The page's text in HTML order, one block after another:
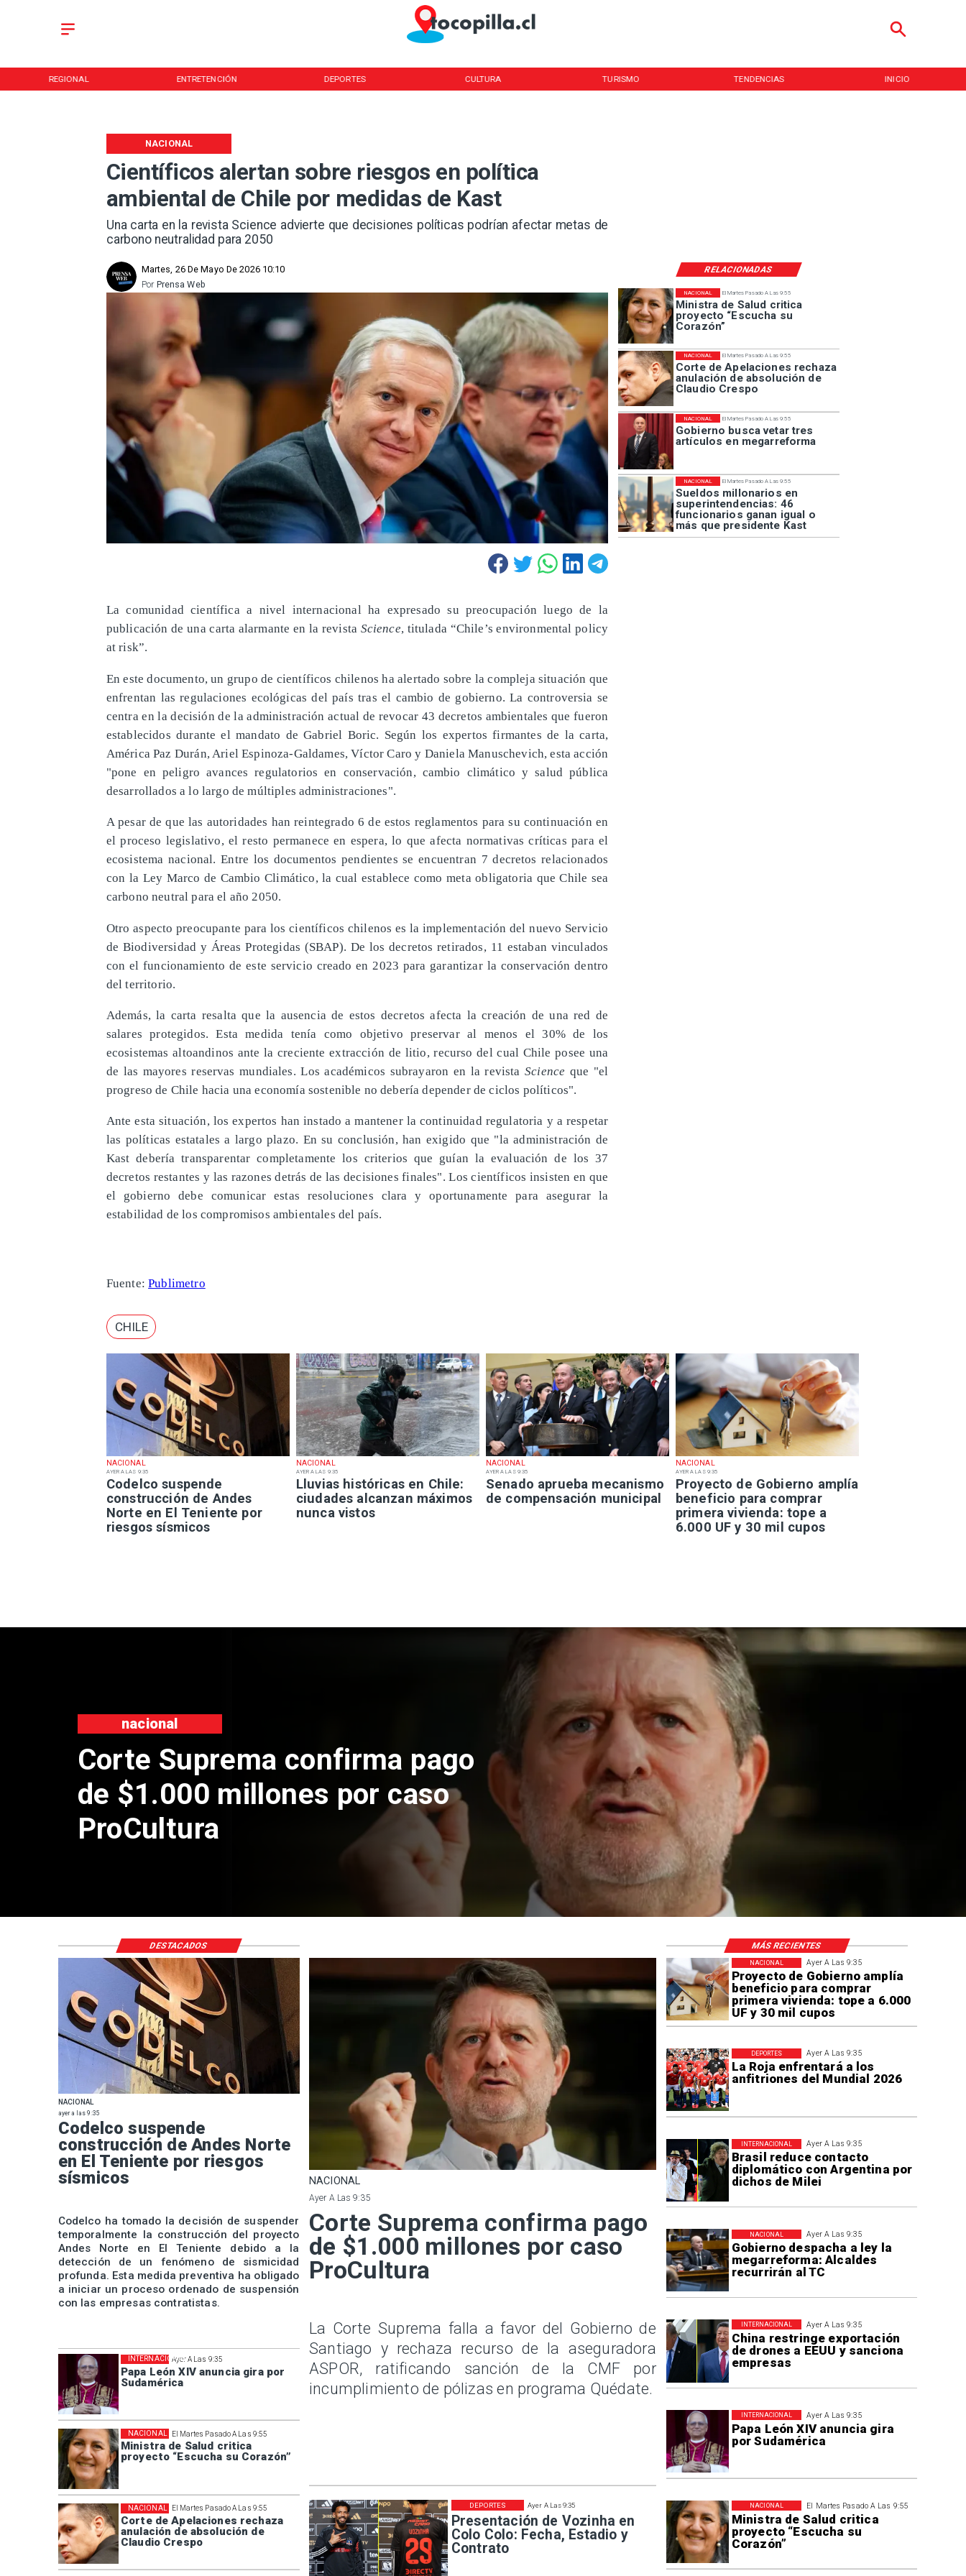
REGIONAL ENTRETENCIÓN DEPORTES CULTURA TURISMO TENDENCIAS INICIO
Científicos alertan sobre riesgos en política
ambiental de Chile por medidas de Kast
Una carta en la revista Science advierte que decisiones políticas podrían afectar metas de
carbono neutralidad para 2050
NACIONAL
RELACIONADAS
Martes, 26 De Mayo De 2026 10:10
Prensa Web
Por
NACIONAL
AYER A LAS 9:35
Codelco suspende
construcción de Andes
Norte en El Teniente por
riesgos sísmicos
NACIONAL
AYER A LAS 9:35
Lluvias históricas en Chile:
ciudades alcanzan máximos
nunca vistos
NACIONAL
AYER A LAS 9:35
Senado aprueba mecanismo
de compensación municipal
NACIONAL
AYER A LAS 9:35
Proyecto de Gobierno amplía
beneficio para comprar
primera vivienda: tope a
6.000 UF y 30 mil cupos
El Martes Pasado A Las 9:55
Ministra de Salud critica
proyecto “Escucha su
Corazón”
NACIONAL
El Martes Pasado A Las 9:55
Corte de Apelaciones rechaza
anulación de absolución de
Claudio Crespo
NACIONAL
El Martes Pasado A Las 9:55
Gobierno busca vetar tres
artículos en megarreforma
NACIONAL
El Martes Pasado A Las 9:55
Sueldos millonarios en
superintendencias: 46
funcionarios ganan igual o
más que presidente Kast
NACIONAL
La comunidad científica a nivel internacional ha expresado su preocupación luego de la
publicación de una carta alarmante en la revista Science, titulada “Chile’s environmental policy
at risk”.
En este documento, un grupo de científicos chilenos ha alertado sobre la compleja situación que
enfrentan las regulaciones ecológicas del país tras el cambio de gobierno. La controversia se
centra en la decisión de la administración actual de revocar 43 decretos ambientales que fueron
establecidos durante el mandato de Gabriel Boric. Según los expertos firmantes de la carta,
América Paz Durán, Ariel Espinoza-Galdames, Víctor Caro y Daniela Manuschevich, esta acción
"pone en peligro avances regulatorios en conservación, cambio climático y salud pública
desarrollados a lo largo de múltiples administraciones".
A pesar de que las autoridades han reintegrado 6 de estos reglamentos para su continuación en
el proceso legislativo, el resto permanece en espera, lo que afecta normativas críticas para el
ecosistema nacional. Entre los documentos pendientes se encuentran 7 decretos relacionados
con la Ley Marco de Cambio Climático, la cual establece como meta obligatoria que Chile sea
carbono neutral para el año 2050.
Otro aspecto preocupante para los científicos chilenos es la implementación del nuevo Servicio
de Biodiversidad y Áreas Protegidas (SBAP). De los decretos retirados, 11 estaban vinculados
con el funcionamiento de este servicio creado en 2023 para garantizar la conservación dentro
del territorio.
Además, la carta resalta que la ausencia de estos decretos afecta la creación de una red de
salares protegidos. Esta medida tenía como objetivo preservar al menos el 30% de los
ecosistemas altoandinos ante la creciente extracción de litio, recurso del cual Chile posee una
de las mayores reservas mundiales. Los académicos subrayaron en la revistaScience que "el
progreso de Chile hacia una economía sostenible no debería depender de ciclos políticos".
Ante esta situación, los expertos han instado a mantener la continuidad regulatoria y a respetar
las políticas estatales a largo plazo. En su conclusión, han exigido que "la administración de
Kast debería transparentar completamente los criterios que guían la evaluación de los 37
decretos restantes y las razones detrás de las decisiones finales". Los científicos insisten en que
el gobierno debe comunicar estas resoluciones clara y oportunamente para asegurar la
estabilidad de los compromisos ambientales del país.
Fuente:Publimetro
CHILE
Corte Suprema confirma pago
de $1.000 millones por caso
ProCultura
nacional
Ayer A Las 9:35
Proyecto de Gobierno amplía
beneficio para comprar
primera vivienda: tope a 6.000
UF y 30 mil cupos
NACIONAL
Ayer A Las 9:35
La Roja enfrentará a los
anfitriones del Mundial 2026
DEPORTES
Ayer A Las 9:35
Brasil reduce contacto
diplomático con Argentina por
dichos de Milei
INTERNACIONAL
Ayer A Las 9:35
Gobierno despacha a ley la
megarreforma: Alcaldes
recurrirán al TC
NACIONAL
Ayer A Las 9:35
China restringe exportación
de drones a EEUU y sanciona
empresas
INTERNACIONAL
Ayer A Las 9:35
Papa León XIV anuncia gira
por Sudamérica
INTERNACIONAL
El Martes Pasado A Las 9:55
Ministra de Salud critica
proyecto “Escucha su
Corazón”
NACIONAL
Ayer A Las 9:35
Papa León XIV anuncia gira por
Sudamérica
INTERNACIONAL
El Martes Pasado A Las 9:55
Ministra de Salud critica
proyecto “Escucha su Corazón”
NACIONAL
El Martes Pasado A Las 9:55
Corte de Apelaciones rechaza
anulación de absolución de
Claudio Crespo
NACIONAL Ayer A Las 9:35
Presentación de Vozinha en
Colo Colo: Fecha, Estadio y
Contrato
DEPORTES
NACIONAL
ayer a las 9:35
Codelco suspende
construcción de Andes Norte
en El Teniente por riesgos
sísmicos
Codelco ha tomado la decisión de suspender
temporalmente la construcción del proyecto
Andes Norte en El Teniente debido a la
detección de un fenómeno de sismicidad
profunda. Esta medida preventiva ha obligado
a iniciar un proceso ordenado de suspensión
con las empresas contratistas.
NACIONAL
Ayer A Las 9:35
Corte Suprema confirma pago
de $1.000 millones por caso
ProCultura
La Corte Suprema falla a favor del Gobierno de
Santiago y rechaza recurso de la aseguradora
ASPOR, ratificando sanción de la CMF por
incumplimiento de pólizas en programa Quédate.
DESTACADOS MÁS RECIENTES